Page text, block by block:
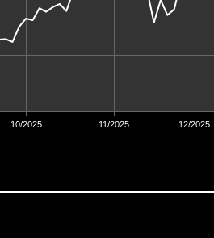
10/2025 11/2025 12/2025